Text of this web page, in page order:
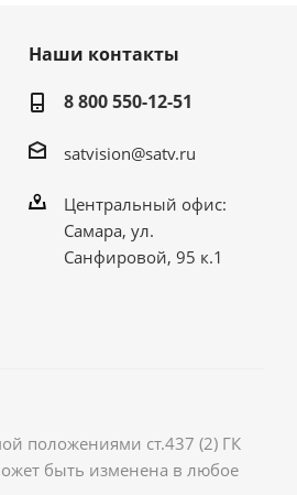
Наши контакты
8 800 550-12-51
satvision@satv.ru
Центральный офис:
Самара, ул.
Санфировой, 95 к.1
положениями ст.437 (2) ГК
быть изменена в любое